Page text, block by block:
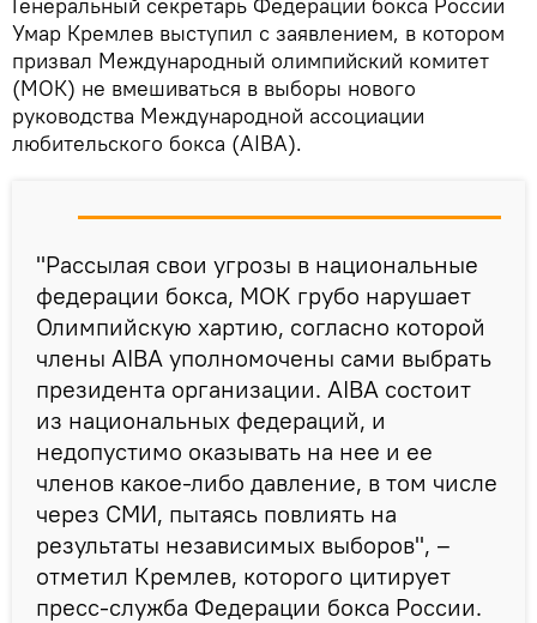
Умар Кремлев выступил с заявлением, в котором
призвал Международный олимпийский комитет
(МОК) не вмешиваться в выборы нового
руководства Международной ассоциации
любительского бокса (AIBA).
"Рассылая свои угрозы в национальные
федерации бокса, МОК грубо нарушает
Олимпийскую хартию, согласно которой
члены AIBA уполномочены сами выбрать
президента организации. AIBA состоит
из национальных федераций, и
недопустимо оказывать на нее и ее
членов какое-либо давление, в том числе
через СМИ, пытаясь повлиять на
результаты независимых выборов", –
отметил Кремлев, которого цитирует
пресс-служба Федерации бокса России.